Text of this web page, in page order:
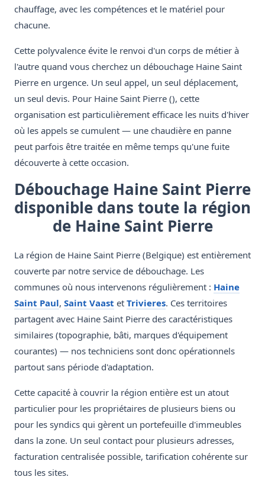
chauffage, avec les compétences et le matériel pour
chacune.
Cette polyvalence évite le renvoi d'un corps de métier à
l'autre quand vous cherchez un débouchage Haine Saint
Pierre en urgence. Un seul appel, un seul déplacement,
un seul devis. Pour Haine Saint Pierre (), cette
organisation est particulièrement efficace les nuits d'hiver
où les appels se cumulent — une chaudière en panne
peut parfois être traitée en même temps qu'une fuite
découverte à cette occasion.
Débouchage Haine Saint Pierre
disponible dans toute la région
de Haine Saint Pierre
La région de Haine Saint Pierre (Belgique) est entièrement
couverte par notre service de débouchage. Les
communes où nous intervenons régulièrement : Haine
Saint Paul, Saint Vaast et Trivieres. Ces territoires
partagent avec Haine Saint Pierre des caractéristiques
similaires (topographie, bâti, marques d'équipement
courantes) — nos techniciens sont donc opérationnels
partout sans période d'adaptation.
Cette capacité à couvrir la région entière est un atout
particulier pour les propriétaires de plusieurs biens ou
pour les syndics qui gèrent un portefeuille d'immeubles
dans la zone. Un seul contact pour plusieurs adresses,
facturation centralisée possible, tarification cohérente sur
tous les sites.